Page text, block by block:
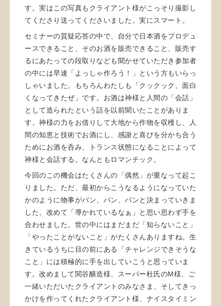
す。実はこの写真もクライアント様がこっそり撮影し
てくださり送ってくださいました。実にスマート。
セミナーの質疑応答の中で、自分で日本酒をプロデュ
ースできること、そのお酒を販売できること、販売す
るにあたっての段取りなども聞かせていただき参加者
の中には早速「よっしゃ作ろう！」という方もいらっ
しゃいました。もちろんわたしも「クックック、面白
くなってきたぜ」です。お酒は神様と人間の「会話」
として造られたという話を以前聞いたことがありま
す。神様の力をお借りして大地から作物を収穫し、人
間の知恵と技術でお酒にし、感謝と喜びを分かち合う
ためにお酒を呑み、トランス状態になることによって
神様と会話する。なんともロマンチック。
今回のこの機会はたくさんの「偶然」が重なって起こ
りました。ただ、最初からこうなるようになっていた
かのように物事がパン、パン、パンと決まっていきま
した。改めて「導かれているなぁ」と思い思わず手を
合わせました。世の中にはまだまだ「知らないこと」
「やったことがないこと」がたくさんありますね。生
きているうちに目の前にある「チャレンジできそうな
こと」には積極的に手を出していこうと思っていま
す。改めまして関谷醸造様、スーパー杜氏のM様、ご
一緒いただいたクライアントのみなさま、そしてきっ
かけを作ってくれたクライアント様、ナイスタイミン